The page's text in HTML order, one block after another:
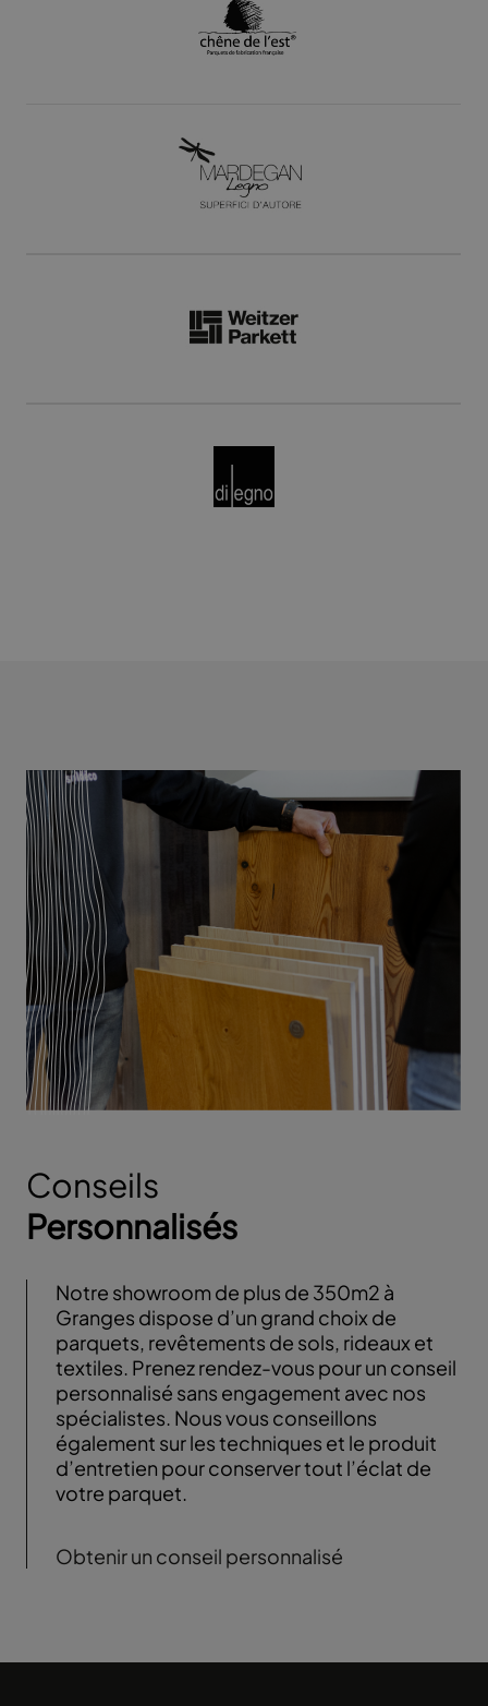
Conseils
Personnalisés
Notre showroom de plus de 350m2 à
Granges dispose d’un grand choix de
parquets, revêtements de sols, rideaux et
textiles. Prenez rendez-vous pour un conseil
personnalisé sans engagement avec nos
spécialistes. Nous vous conseillons
également sur les techniques et le produit
d’entretien pour conserver tout l’éclat de
votre parquet.
Obtenir un conseil personnalisé